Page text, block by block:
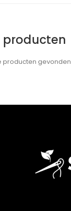
producten
producten gevonden